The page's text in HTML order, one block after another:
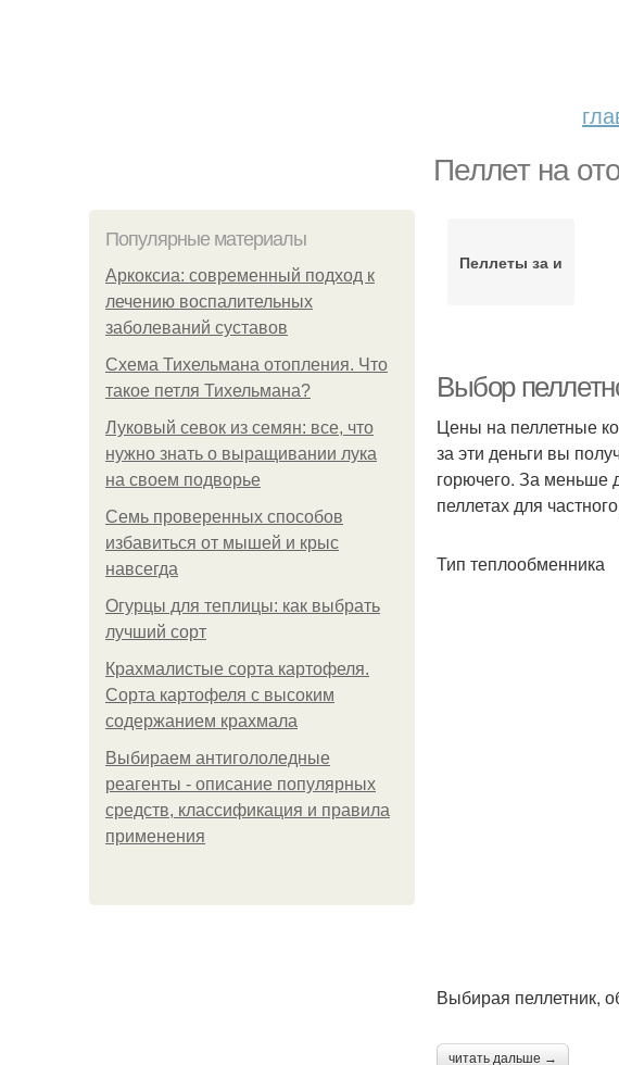
Пеллет на
Популярные материалы
Аркоксиа: современный подход к
лечению воспалительных
заболеваний суставов
Схема Тихельмана отопления. Что
такое петля Тихельмана?
Луковый севок из семян: все, что
нужно знать о выращивании лука
на своем подворье
Семь проверенных способов
избавиться от мышей и крыс
навсегда
Огурцы для теплицы: как выбрать
лучший сорт
Крахмалистые сорта картофеля.
Сорта картофеля с высоким
содержанием крахмала
Выбираем антигололедные
реагенты - описание популярных
средств, классификация и правила
применения
Пеллеты за и
Выбор
Цены на пеллетные
за эти деньги вы
горючего. За меньше
пеллетах для
Тип теплообменника
Выбирая пеллетник,
читать дальше →